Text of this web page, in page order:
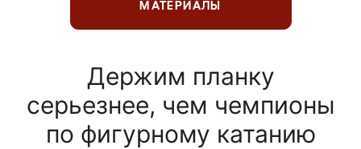
МАТЕРИАЛЫ
Держим планку
серьезнее, чем чемпионы
по фигурному катанию